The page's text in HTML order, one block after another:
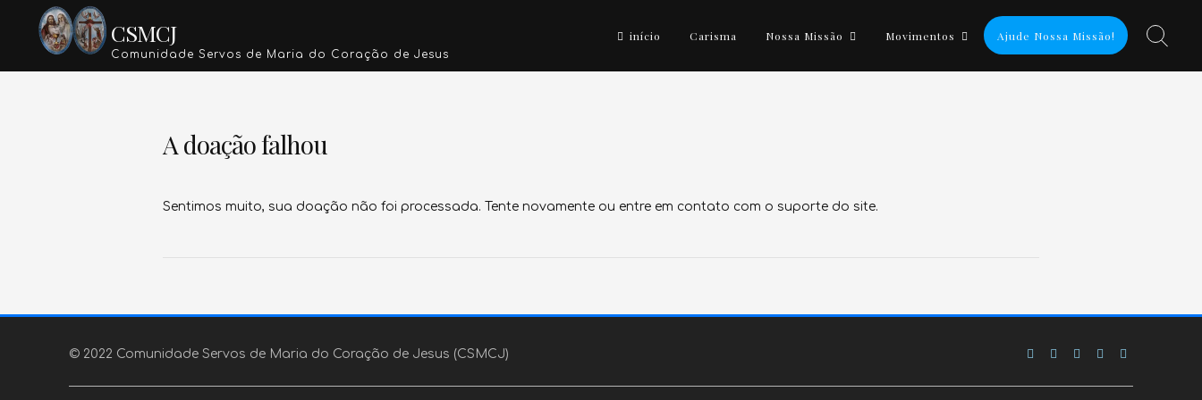
CSMCJ
Comunidade Servos de Maria do Coração de Jesus
início Carisma Nossa Missão Movimentos Ajude Nossa Missão!
A doação falhou
Sentimos muito, sua doação não foi processada. Tente novamente ou entre em contato com o suporte do site.
© 2022 Comunidade Servos de Maria do Coração de Jesus (CSMCJ) Facebook
TwitterInstagramYouTube